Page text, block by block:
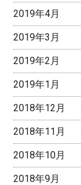
2019年4月
2019年3月
2019年2月
2019年1月
2018年12月
2018年11月
2018年10月
2018年9月